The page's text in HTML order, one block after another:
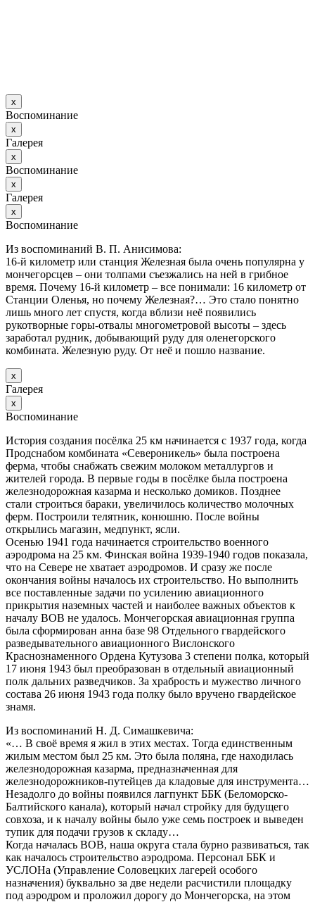
х
Воспоминание
х
Галерея
х
Воспоминание
х
Галерея
х
Воспоминание
Из воспоминаний В. П. Анисимова:
16-й километр или станция Железная была очень популярна у
мончегорсцев – они толпами съезжались на ней в грибное
время. Почему 16-й километр – все понимали: 16 километр от
Станции Оленья, но почему Железная?… Это стало понятно
лишь много лет спустя, когда вблизи неё появились
рукотворные горы-отвалы многометровой высоты – здесь
заработал рудник, добывающий руду для оленегорского
комбината. Железную руду. От неё и пошло название.
х
Галерея
х
Воспоминание
История создания посёлка 25 км начинается с 1937 года, когда
Продснабом комбината «Североникель» была построена
ферма, чтобы снабжать свежим молоком металлургов и
жителей города. В первые годы в посёлке была построена
железнодорожная казарма и несколько домиков. Позднее
стали строиться бараки, увеличилось количество молочных
ферм. Построили телятник, конюшню. После войны
открылись магазин, медпункт, ясли.
Осенью 1941 года начинается строительство военного
аэродрома на 25 км. Финская война 1939-1940 годов показала,
что на Севере не хватает аэродромов. И сразу же после
окончания войны началось их строительство. Но выполнить
все поставленные задачи по усилению авиационного
прикрытия наземных частей и наиболее важных объектов к
началу ВОВ не удалось. Мончегорская авиационная группа
была сформирован анна базе 98 Отдельного гвардейского
разведывательного авиационного Вислонского
Краснознаменного Ордена Кутузова 3 степени полка, который
17 июня 1943 был преобразован в отдельный авиационный
полк дальних разведчиков. За храбрость и мужество личного
состава 26 июня 1943 года полку было вручено гвардейское
знамя.
Из воспоминаний Н. Д. Симашкевича:
«… В своё время я жил в этих местах. Тогда единственным
жилым местом был 25 км. Это была поляна, где находилась
железнодорожная казарма, предназначенная для
железнодорожников-путейцев да кладовые для инструмента…
Незадолго до войны появился лагпункт ББК (Беломорско-
Балтийского канала), который начал стройку для будущего
совхоза, и к началу войны было уже семь построек и выведен
тупик для подачи грузов к складу…
Когда началась ВОВ, наша округа стала бурно развиваться, так
как началось строительство аэродрома. Персонал ББК и
УСЛОНа (Управление Соловецких лагерей особого
назначения) буквально за две недели расчистили площадку
под аэродром и проложил дорогу до Мончегорска, на этом